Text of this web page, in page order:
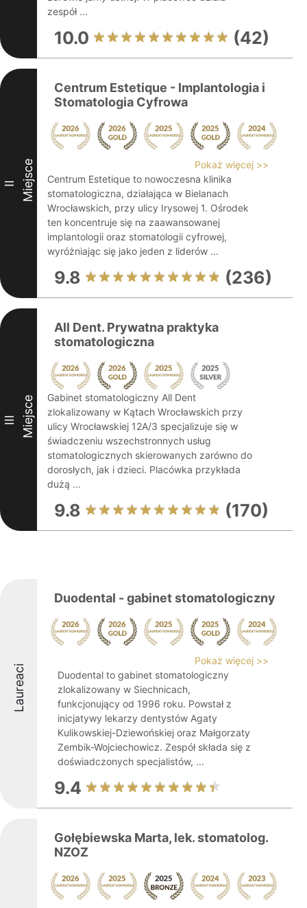
zespół ...
10.0 (42)
II Miejsce
Centrum Estetique - Implantologia i
Stomatologia Cyfrowa
Pokaż więcej >>
Centrum Estetique to nowoczesna klinika
stomatologiczna, działająca w Bielanach
Wrocławskich, przy ulicy Irysowej 1. Ośrodek
ten koncentruje się na zaawansowanej
implantologii oraz stomatologii cyfrowej,
wyróżniając się jako jeden z liderów ...
9.8 (236)
III Miejsce
All Dent. Prywatna praktyka
stomatologiczna
Gabinet stomatologiczny All Dent
zlokalizowany w Kątach Wrocławskich przy
ulicy Wrocławskiej 12A/3 specjalizuje się w
świadczeniu wszechstronnych usług
stomatologicznych skierowanych zarówno do
dorosłych, jak i dzieci. Placówka przykłada
dużą ...
9.8 (170)
Laureaci
Duodental - gabinet stomatologiczny
Pokaż więcej >>
Duodental to gabinet stomatologiczny
zlokalizowany w Siechnicach,
funkcjonujący od 1996 roku. Powstał z
inicjatywy lekarzy dentystów Agaty
Kulikowskiej-Dziewońskiej oraz Małgorzaty
Zembik-Wojciechowicz. Zespół składa się z
doświadczonych specjalistów, ...
9.4
Gołębiewska Marta, lek. stomatolog.
NZOZ